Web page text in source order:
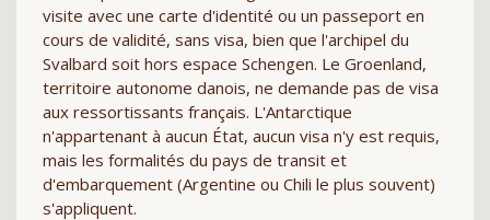
visite avec une carte d'identité ou un passeport en
cours de validité, sans visa, bien que l'archipel du
Svalbard soit hors espace Schengen. Le Groenland,
territoire autonome danois, ne demande pas de visa
aux ressortissants français. L'Antarctique
n'appartenant à aucun État, aucun visa n'y est requis,
mais les formalités du pays de transit et
d'embarquement (Argentine ou Chili le plus souvent)
s'appliquent.